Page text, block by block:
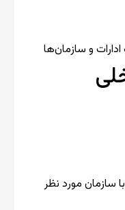
و سازمان‌ها
مورد نظر